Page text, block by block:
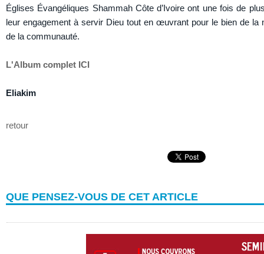
Églises Évangéliques Shammah Côte d’Ivoire ont une fois de
leur engagement à servir Dieu tout en œuvrant pour le bien de la
de la communauté.
L'Album complet ICI
Eliakim
retour
QUE PENSEZ-VOUS DE CET ARTICLE